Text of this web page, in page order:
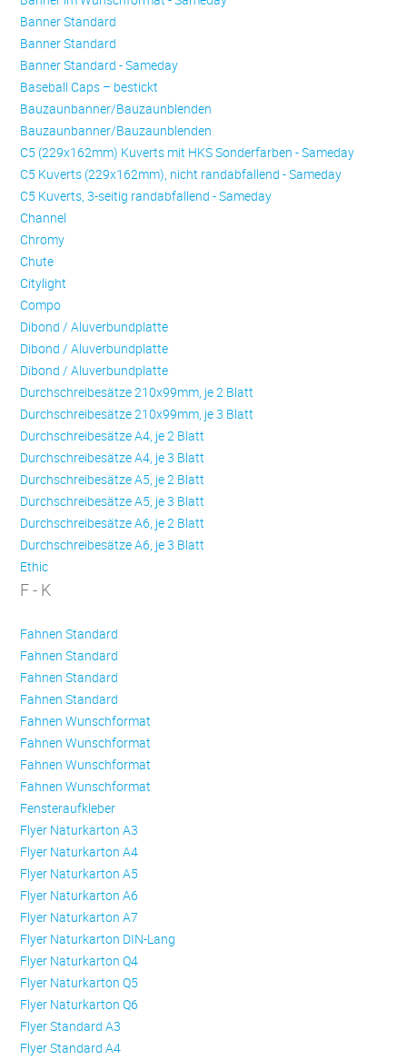
Banner Standard
Banner Standard
Banner Standard - Sameday
Baseball Caps – bestickt
Bauzaunbanner/Bauzaunblenden
Bauzaunbanner/Bauzaunblenden
C5 (229x162mm) Kuverts mit HKS Sonderfarben - Sameday
C5 Kuverts (229x162mm), nicht randabfallend - Sameday
C5 Kuverts, 3-seitig randabfallend - Sameday
Channel
Chromy
Chute
Citylight
Compo
Dibond / Aluverbundplatte
Dibond / Aluverbundplatte
Dibond / Aluverbundplatte
Durchschreibesätze 210x99mm, je 2 Blatt
Durchschreibesätze 210x99mm, je 3 Blatt
Durchschreibesätze A4, je 2 Blatt
Durchschreibesätze A4, je 3 Blatt
Durchschreibesätze A5, je 2 Blatt
Durchschreibesätze A5, je 3 Blatt
Durchschreibesätze A6, je 2 Blatt
Durchschreibesätze A6, je 3 Blatt
Ethic
F - K
Fahnen Standard
Fahnen Standard
Fahnen Standard
Fahnen Standard
Fahnen Wunschformat
Fahnen Wunschformat
Fahnen Wunschformat
Fahnen Wunschformat
Fensteraufkleber
Flyer Naturkarton A3
Flyer Naturkarton A4
Flyer Naturkarton A5
Flyer Naturkarton A6
Flyer Naturkarton A7
Flyer Naturkarton DIN-Lang
Flyer Naturkarton Q4
Flyer Naturkarton Q5
Flyer Naturkarton Q6
Flyer Standard A3
Flyer Standard A4